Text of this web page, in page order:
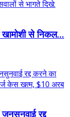
खामोशी से निकल...
रद्द